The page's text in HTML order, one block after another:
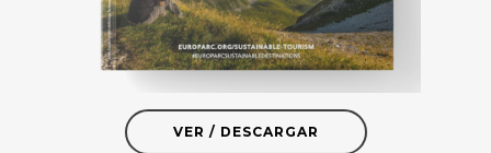
VER / DESCARGAR